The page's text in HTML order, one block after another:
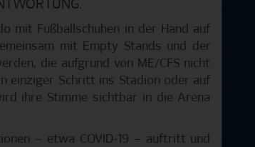
mit Fußballschuhen in der Hand auf
mit Empty Stands und der
die aufgrund von ME/CFS nicht
einziger Schritt ins Stadion oder auf
ihre Stimme sichtbar in die Arena
– etwa COVID-19 – auftritt und